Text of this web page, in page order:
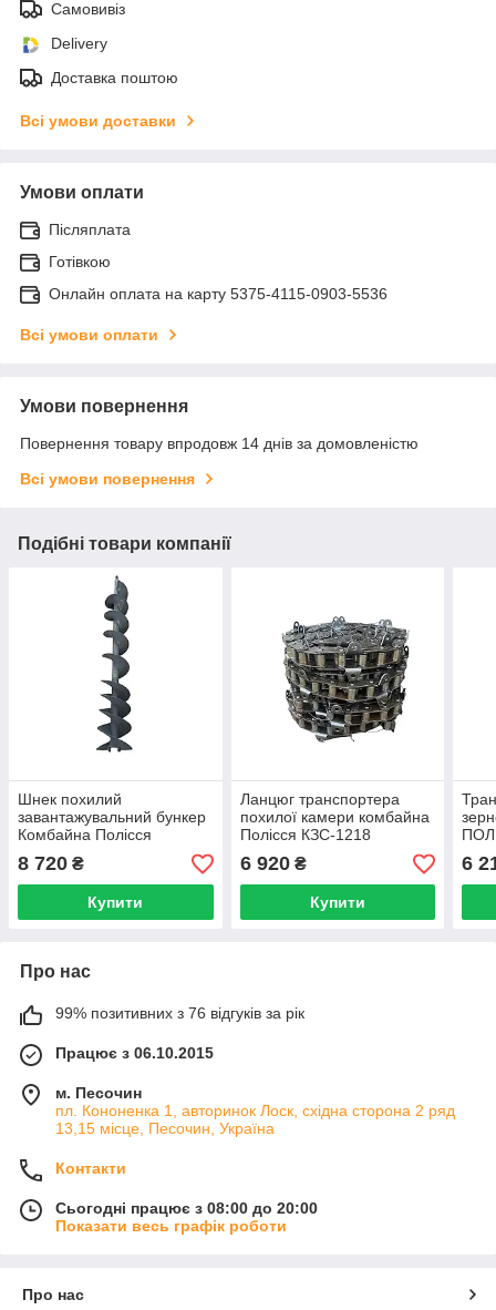
Самовивіз
Delivery
Доставка поштою
Всі умови доставки
Умови оплати
Післяплата
Готівкою
Онлайн оплата на карту 5375-4115-0903-5536
Всі умови оплати
Умови повернення
Повернення товару впродовж 14 днів за домовленістю
Всі умови повернення
Подібні товари компанії
Шнек похилий
завантажувальний бункер
Комбайна Полісся
812/1218 КЗК-0216030
8 720 ₴
Купити
Ланцюг транспортера
похилої камери комбайна
Полісся КЗС-1218
6 920₴
Купити
6
Про нас
99% позитивних з 76 відгуків за рік
Працює з 06.10.2015
м. Песочин
пл. Кононенка 1, авторинок Лоск, східна сторона 2 ряд
13,15 місце, Песочин, Україна
Контакти
Сьогодні працює з 08:00 до 20:00
Показати весь графік роботи
Про нас